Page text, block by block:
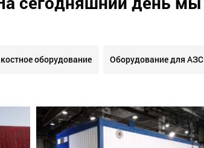
оборудование Оборудование для АЗС